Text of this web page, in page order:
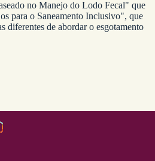
no Manejo do Lodo Fecal" que
para o Saneamento Inclusivo", que
diferentes de abordar o esgotamento